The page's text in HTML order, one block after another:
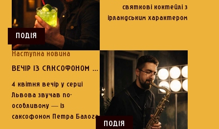
ПОДІЯ
святкові коктейлі з
ірландським характером
ПОДІЯ
Наступна новина
ВЕЧІР ІЗ САКСОФОНОМ У КУМПЕЛІ
4 квітня вечір у серці
Львова звучав по-
особливому — із
саксофоном Петра Балога